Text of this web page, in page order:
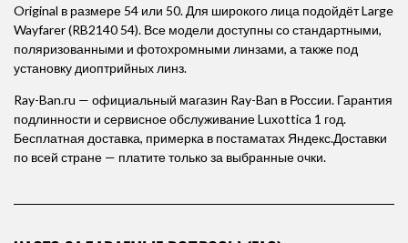
Original в размере 54 или 50. Для широкого лица подойдёт Large
Wayfarer (RB2140 54). Все модели доступны со стандартными,
поляризованными и фотохромными линзами, а также под
установку диоптрийных линз.
Ray-Ban.ru — официальный магазин Ray-Ban в России. Гарантия
подлинности и сервисное обслуживание Luxottica 1 год.
Бесплатная доставка, примерка в постаматах Яндекс.Доставки
по всей стране — платите только за выбранные очки.